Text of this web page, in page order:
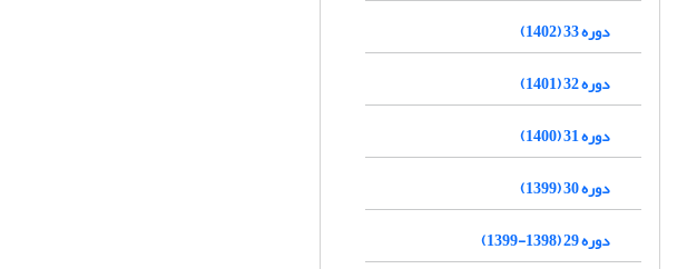
دوره 33 (1402)
دوره 32 (1401)
دوره 31 (1400)
دوره 30 (1399)
دوره 29 (1398-1399)